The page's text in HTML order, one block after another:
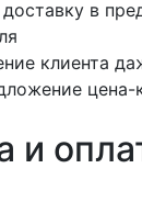
в
клиента
цена-
и